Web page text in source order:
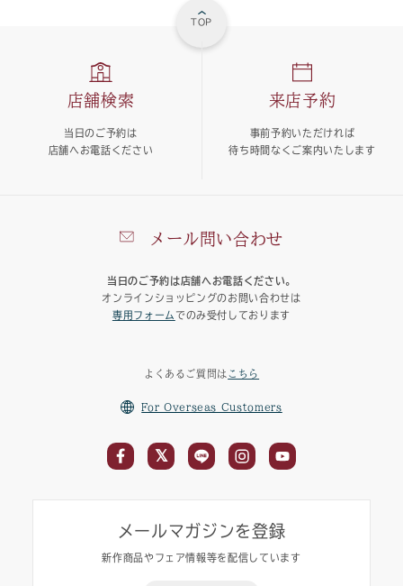
TOP
メール問い合わせ
当日のご予約は店舗へお電話ください。
オンラインショッピングのお問い合わせは
専用フォーム でのみ受付しております
店舗検索
当日のご予約は
店舗へお電話ください
来店予約
事前予約いただければ
待ち時間なくご案内いたします
よくあるご質問は こちら
For Overseas Customers
メールマガジンを登録
新作商品やフェア情報等を配信しています